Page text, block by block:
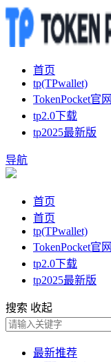
首页
tp(TPwallet)
TokenPocket官网
tp2.0下载
tp2025最新版
导航
首页
首页
tp(TPwallet)
TokenPocket官网
tp2.0下载
tp2025最新版
搜索 收起
最新推荐